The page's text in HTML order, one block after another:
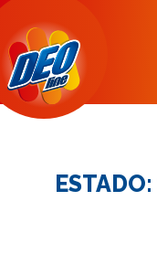
ESTADO: